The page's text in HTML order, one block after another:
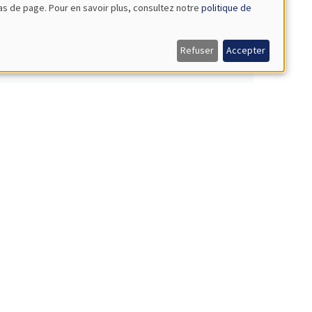
de page. Pour en savoir plus, consultez notre politique de
Refuser Accepter